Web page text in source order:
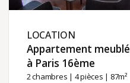
LOCATION ​
Appartement meublé
à Paris 16ème ​
2 chambres | 4 pièces | 87m²